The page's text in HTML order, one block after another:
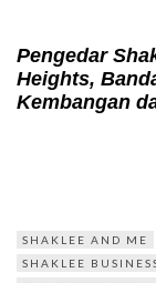
Pengedar
Heights,
Kembangan
SHAKLEE AND ME
SHAKLEE